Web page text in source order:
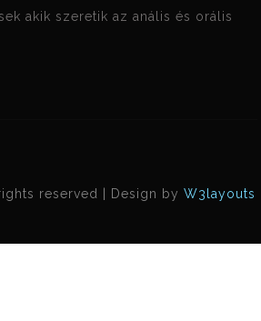
akik szeretik az anális és orális
reserved | Design by W3layouts